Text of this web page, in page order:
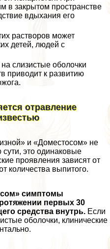
в закрытом прострaнcтве
вдыхания его
растворов может
детей, людей с
слизистые оболочки
приводит к развитию
отравление
и «Доместосом» не
сути, это одинаковые
проявления зависят от
количества выпитого.
симптомы
первых 30
средства внутрь. Если
оболочки, клинические